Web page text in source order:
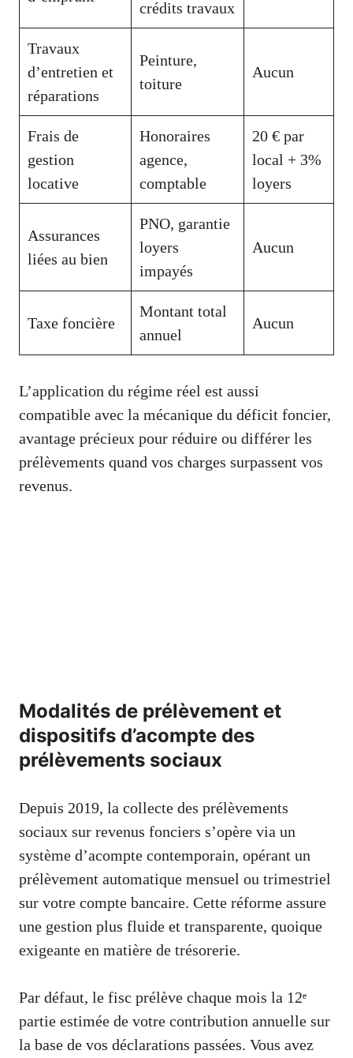
crédits travaux
Travaux
d’entretien et
réparations
Peinture,
toiture
Aucun
Frais de
gestion
locative
Honoraires
agence,
comptable
20 € par
local + 3%
loyers
Assurances
liées au bien
PNO, garantie
loyers
impayés
Aucun
Taxe foncière
Montant total
annuel
Aucun
L’application du régime réel est aussi
compatible avec la mécanique du déficit foncier,
avantage précieux pour réduire ou différer les
prélèvements quand vos charges surpassent vos
revenus.
Modalités de prélèvement et
dispositifs d’acompte des
prélèvements sociaux
Depuis 2019, la collecte des prélèvements
sociaux sur revenus fonciers s’opère via un
système d’acompte contemporain, opérant un
prélèvement automatique mensuel ou trimestriel
sur votre compte bancaire. Cette réforme assure
une gestion plus fluide et transparente, quoique
exigeante en matière de trésorerie.
Par défaut, le fisc prélève chaque mois la 12ᵉ
partie estimée de votre contribution annuelle sur
la base de vos déclarations passées. Vous avez